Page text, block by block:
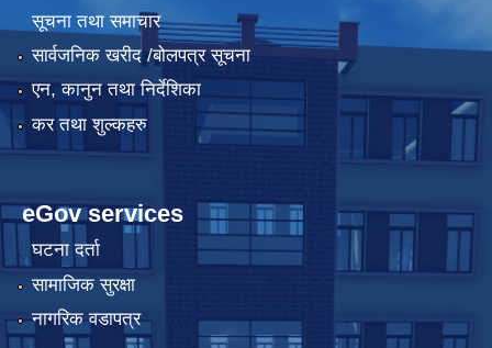
सूचना तथा समाचार
सार्वजनिक खरीद /बोलपत्र सूचना
एन, कानुन तथा निर्देशिका
कर तथा शुल्कहरु
eGov services
घटना दर्ता
सामाजिक सुरक्षा
नागरिक वडापत्र